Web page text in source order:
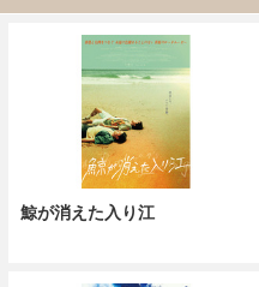
鯨が消えた入り江